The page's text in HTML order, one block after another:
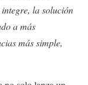
la solución
a más
más simple,